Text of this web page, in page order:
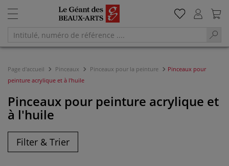
Page d'accueil Pinceaux Pinceaux pour la peinture
Pinceaux pour
peinture acrylique et à l'huile
Pinceaux pour peinture acrylique et
à l'huile
Filter & Trier